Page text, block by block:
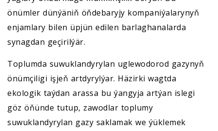
önümler dünýäniň öňdebaryjy kompaniýalarynyň
enjamlary bilen üpjün edilen barlaghanalarda
synagdan geçirilýär.
Toplumda suwuklandyrylan uglewodorod gazynyň
önümçiligi işjeň artdyrylýar. Häzirki wagtda
ekologik taýdan arassa bu ýangyja artýan islegi
göz öňünde tutup, zawodlar toplumy
suwuklandyrylan gazy saklamak we ýüklemek